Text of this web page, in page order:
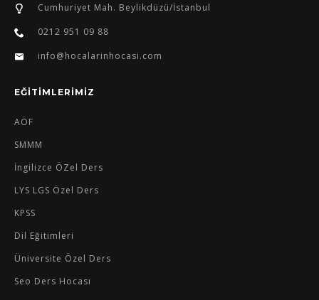
Cumhuriyet Mah. Beylikdüzü/İstanbul
0212 951 09 88
info@hocalarinhocasi.com
EĞİTİMLERİMİZ
AÖF
SMMM
İngilizce ÖZel Ders
LYS LGS Özel Ders
KPSS
Dil Eğitimleri
Üniversite Özel Ders
Seo Ders Hocası